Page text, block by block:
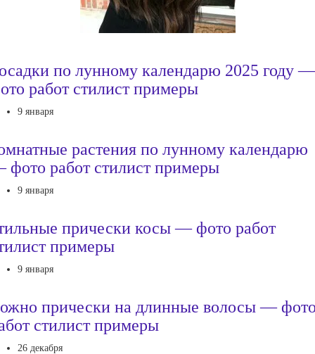
по лунному календарю 2025 году —
работ стилист примеры
9 января
растения по лунному календарю
работ стилист примеры
9 января
прически косы — фото работ
примеры
9 января
прически на длинные волосы —
стилист примеры
26 декабря